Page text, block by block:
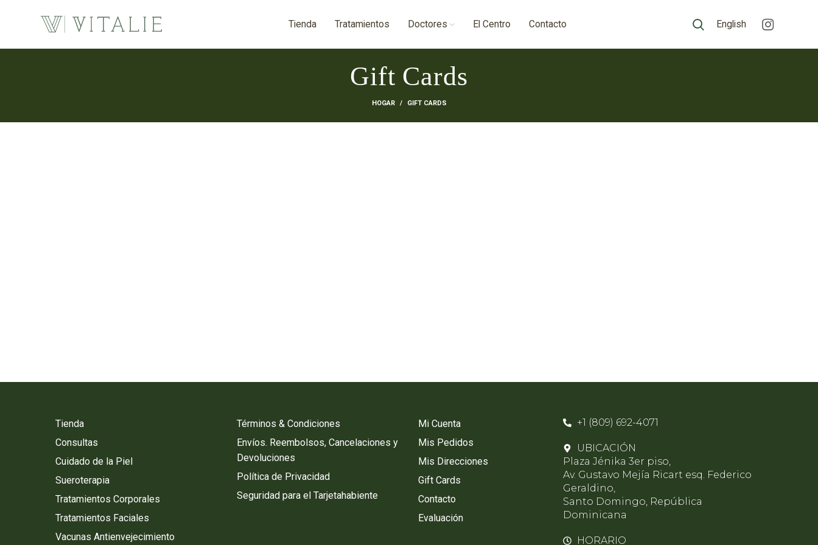
Tienda Tratamientos Doctores El Centro Contacto English
Gift Cards
HOGAR GIFT CARDS
Tienda
Consultas
Cuidado de la Piel
Sueroterapia
Tratamientos Corporales
Tratamientos Faciales
Vacunas Antienvejecimiento
Términos & Condiciones
Envíos. Reembolsos, Cancelaciones y
Devoluciones
Política de Privacidad
Seguridad para el Tarjetahabiente
Mi Cuenta
Mis Pedidos
Mis Direcciones
Gift Cards
Contacto
Evaluación
+1 (809) 692-4071
UBICACIÓN
Plaza Jénika 3er piso,
Av. Gustavo Mejía Ricart esq. Federico
Geraldino,
Santo Domingo, República
Dominicana
HORARIO